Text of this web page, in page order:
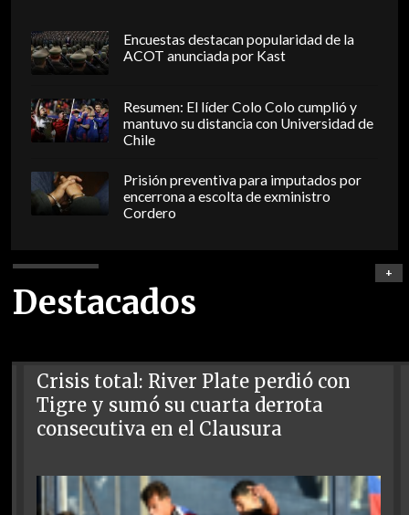
Encuestas destacan popularidad de la
ACOT anunciada por Kast
Resumen: El líder Colo Colo cumplió y
mantuvo su distancia con Universidad de
Chile
Prisión preventiva para imputados por
encerrona a escolta de exministro
Cordero
Destacados
+
Crisis total: River Plate perdió con
Tigre y sumó su cuarta derrota
consecutiva en el Clausura